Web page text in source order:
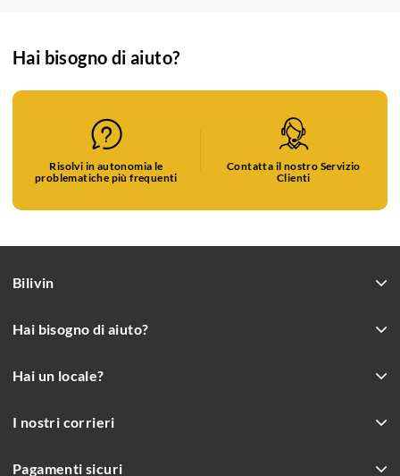
Hai bisogno di aiuto?
Risolvi in autonomia le
problematiche più frequenti
Contatta il nostro Servizio
Clienti
Bilivin
Hai bisogno di aiuto?
Hai un locale?
I nostri corrieri
Pagamenti sicuri